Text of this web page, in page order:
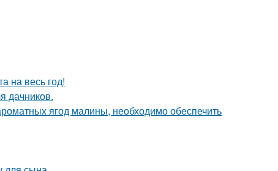
на весь год!
дачников.
ягод малины, необходимо обеспечить